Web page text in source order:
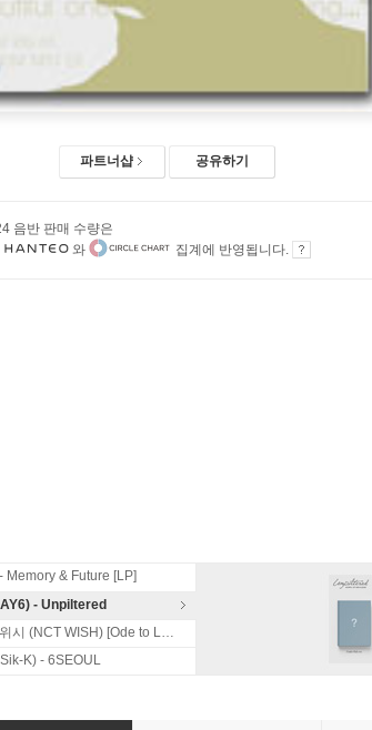
파트너샵 공유하기
음반 판매 수량은
와
집계에 반영됩니다.
Memory & Future [LP]
- Unpiltered
엔시티 위시 (NCT WISH) [Ode to Love]
K) - 6SEOUL